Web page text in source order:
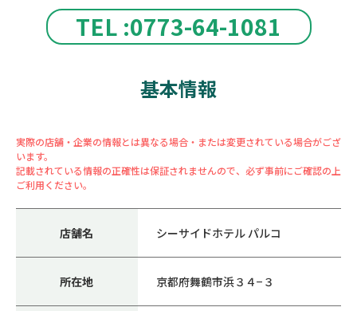
TEL :0773-64-1081
基本情報
実際の店舗・企業の情報とは異なる場合・または変更されている場合がござ
います。
記載されている情報の正確性は保証されませんので、必ず事前にご確認の上
ご利用ください。
店舗名 シーサイドホテル パルコ
所在地 京都府舞鶴市浜３４−３